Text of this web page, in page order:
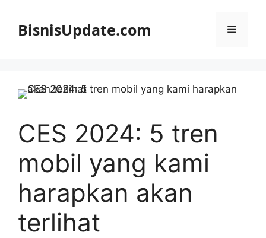
BisnisUpdate.com Menu
CES 2024: 5 tren
mobil yang kami
harapkan akan
terlihat